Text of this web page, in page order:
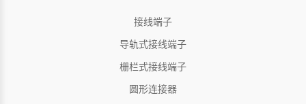
接线端子
导轨式接线端子
栅栏式接线端子
圆形连接器